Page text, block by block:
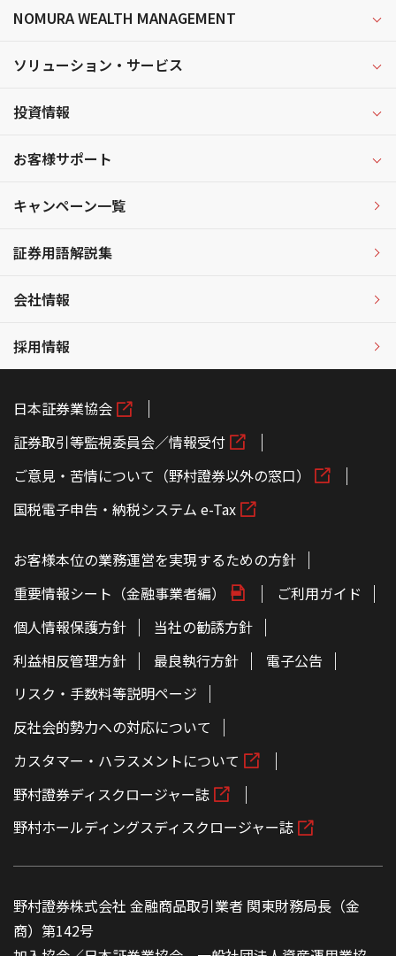
NOMURA WEALTH MANAGEMENT
ソリューション・サービス
投資情報
お客様サポート
キャンペーン一覧
証券用語解説集
会社情報
採用情報
日本証券業協会
証券取引等監視委員会／情報受付
ご意見・苦情について（野村證券以外の窓口）
国税電子申告・納税システム e-Tax
お客様本位の業務運営を実現するための方針
重要情報シート（金融事業者編）
ご利用ガイド
個人情報保護方針
当社の勧誘方針
利益相反管理方針
最良執行方針
電子公告
リスク・手数料等説明ページ
反社会的勢力への対応について
カスタマー・ハラスメントについて
野村證券ディスクロージャー誌
野村ホールディングスディスクロージャー誌
野村證券株式会社 金融商品取引業者 関東財務局長（金
商）第142号